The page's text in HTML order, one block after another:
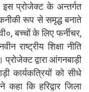
इस प्रोजेक्ट के अन्तर्गत
रूप से समृद्ध बनाते
बच्चों के लिए फर्नीचर,
राष्ट्रीय शिक्षा नीति
प्रोजेक्ट द्वारा आंगनबाड़ी
कार्यकत्रियों को सीधे
कहा कि हरिद्वार जिला